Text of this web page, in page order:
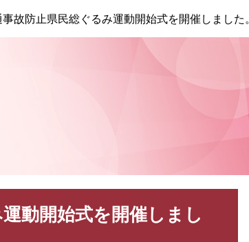
故防止県民総ぐるみ運動開始式を開催しました。
動開始式を開催しまし